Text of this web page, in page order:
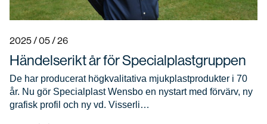
2025 / 05 / 26
Händelserikt år för Specialplastgruppen
De har producerat högkvalitativa mjukplastprodukter i 70
år. Nu gör Specialplast Wensbo en nystart med förvärv, ny
grafisk profil och ny vd. Visserli…